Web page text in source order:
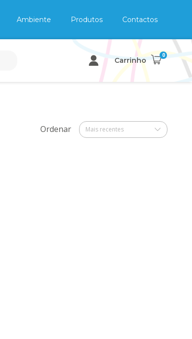
Ambiente Produtos Contactos
Carrinho
0
Ordenar Mais recentes